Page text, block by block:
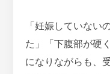
「妊娠していない
た」「下腹部が硬
になりながらも、